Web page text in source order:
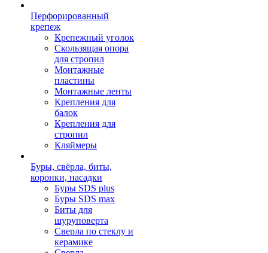
Перфорированный
крепеж
Крепежный уголок
Скользящая опора
для стропил
Монтажные
пластины
Монтажные ленты
Крепления для
балок
Крепления для
стропил
Кляймеры
Буры, свёрла, биты,
коронки, насадки
Буры SDS plus
Буры SDS max
Биты для
шуруповерта
Сверла по стеклу и
керамике